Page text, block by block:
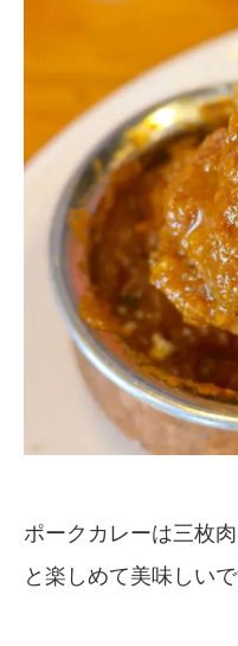
ポークカレーは三枚
と楽しめて美味しいで